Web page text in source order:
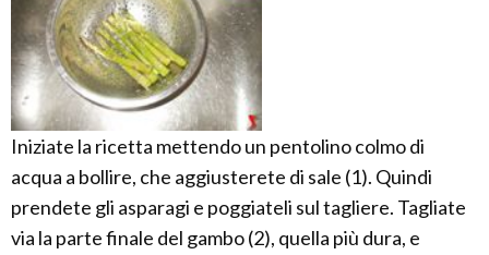
Iniziate la ricetta mettendo un pentolino colmo di
acqua a bollire, che aggiusterete di sale (1). Quindi
prendete gli asparagi e poggiateli sul tagliere. Tagliate
via la parte finale del gambo (2), quella più dura, e